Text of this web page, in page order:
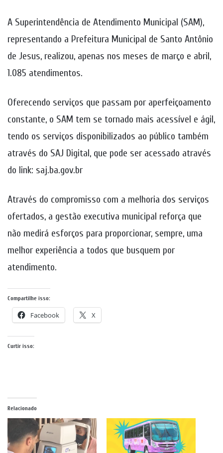
A Superintendência de Atendimento Municipal (SAM),
representando a Prefeitura Municipal de Santo Antônio
de Jesus, realizou, apenas nos meses de março e abril,
1.085 atendimentos.
Oferecendo serviços que passam por aperfeiçoamento
constante, o SAM tem se tornado mais acessível e ágil,
tendo os serviços disponibilizados ao público também
através do SAJ Digital, que pode ser acessado através
do link: saj.ba.gov.br
Através do compromisso com a melhoria dos serviços
ofertados, a gestão executiva municipal reforça que
não medirá esforços para proporcionar, sempre, uma
melhor experiência a todos que busquem por
atendimento.
Compartilhe isso:
Facebook X
Curtir isso:
Relacionado